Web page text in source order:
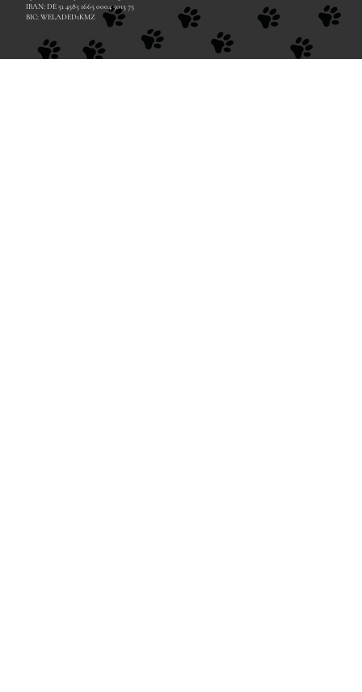
IBAN: DE 51 4585 1665 0004 5013 75
BIC: WELADED1KMZ